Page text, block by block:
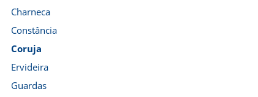
Charneca
Constância
Coruja
Ervideira
Guardas